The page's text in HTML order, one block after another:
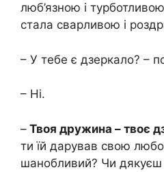
люб’язною і
стала сварливою і
– У тебе є дзеркало? –
– Ні.
– Твоя дружина – твоє
ти їй дарував свою
шанобливий? Чи дякуєш